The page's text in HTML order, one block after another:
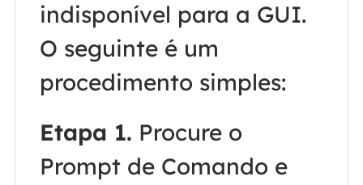
indisponível para a GUI.
O seguinte é um
procedimento simples:
Etapa 1. Procure o
Prompt de Comando e